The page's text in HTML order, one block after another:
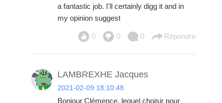
a fantastic job. I'll certainly digg it and in
my opinion suggest
0 0 0 Répondre
LAMBREXHE Jacques
2021-02-09 18:10:48
Bonjour Clémence, lequel choisir pour